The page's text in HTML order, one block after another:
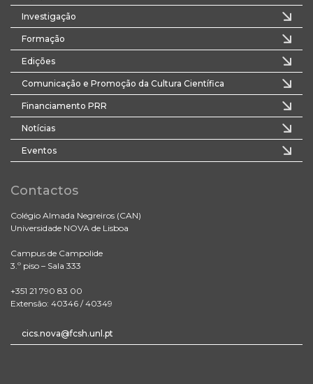
Investigação
Formação
Edições
Comunicação e Promoção da Cultura Científica
Financiamento PRR
Notícias
Eventos
Contactos
Colégio Almada Negreiros (CAN)
Universidade NOVA de Lisboa
Campus de Campolide
3.º piso – Sala 333
+351 21 790 83 00
Extensão: 40346 / 40349
cics.nova@fcsh.unl.pt